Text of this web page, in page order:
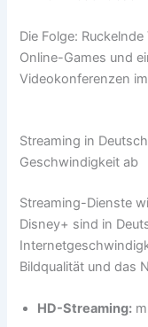
Die Folge:
Online-Games und
Videokonferenzen
Streaming in
Geschwindigkeit ab
Streaming-Dienste
Disney+ sind in
Bildqualität und das
HD-Streaming: